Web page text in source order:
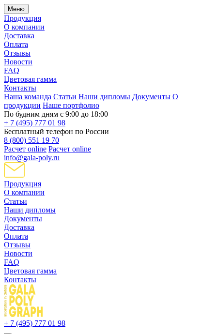
Меню
Продукция
О компании
Доставка
Оплата
Отзывы
Новости
FAQ
Цветовая гамма
Контакты
Наша команда Статьи Наши дипломы Документы О
продукции Наше портфолио
По будним дням с 9:00 до 18:00
+ 7 (495) 777 01 98
Бесплатный телефон по России
8 (800) 551 19 70
Расчет online Расчет online
info@gala-poly.ru
Продукция
О компании
Статьи
Наши дипломы
Документы
Доставка
Оплата
Отзывы
Новости
FAQ
Цветовая гамма
Контакты
+ 7 (495) 777 01 98